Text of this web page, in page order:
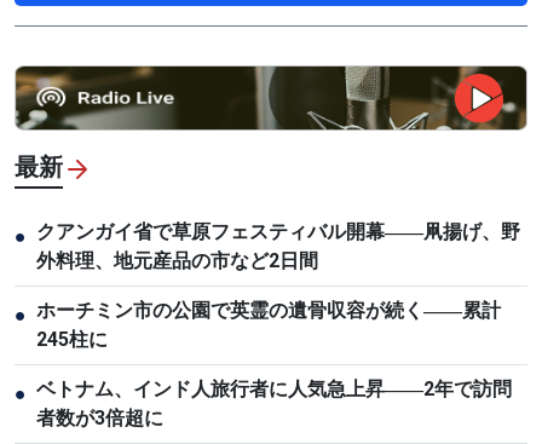
最新
● クアンガイ省で草原フェスティバル開幕――凧揚げ、野
外料理、地元産品の市など2日間
● ホーチミン市の公園で英霊の遺骨収容が続く――累計
245柱に
● ベトナム、インド人旅行者に人気急上昇――2年で訪問
者数が3倍超に